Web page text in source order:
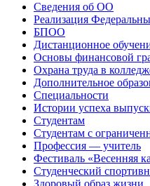
Сведения об ОО
Реализация
БПОО
Дистанционное
Основы финансовой
Охрана труда в
Дополнительное
Специальности
Истории успеха
Студентам
Студентам с
Профессия — учитель
Фестиваль «Весенняя
Студенческий